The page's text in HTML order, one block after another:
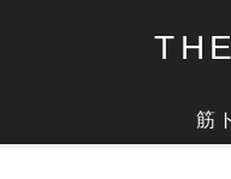
筋